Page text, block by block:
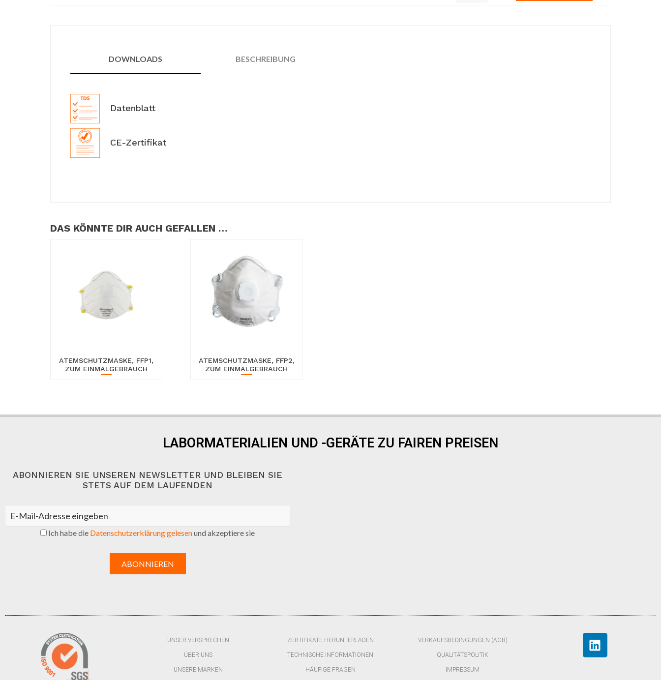
DOWNLOADS BESCHREIBUNG
Datenblatt
CE-Zertifikat
DAS KÖNNTE DIR AUCH GEFALLEN …
ATEMSCHUTZMASKE, FFP1,
ZUM EINMALGEBRAUCH
ATEMSCHUTZMASKE, FFP2,
ZUM EINMALGEBRAUCH
LABORMATERIALIEN UND -GERÄTE ZU FAIREN PREISEN
ABONNIEREN SIE UNSEREN NEWSLETTER UND BLEIBEN SIE
STETS AUF DEM LAUFENDEN
Ich habe die Datenschutzerklärung gelesenund akzeptiere sie
UNSER VERSPRECHEN
ÜBER UNS
UNSERE MARKEN
ZERTIFIKATE HERUNTERLADEN
TECHNISCHE INFORMATIONEN
HÄUFIGE FRAGEN
VERKAUFSBEDINGUNGEN (AGB)
QUALITÄTSPOLITIK
IMPRESSUM